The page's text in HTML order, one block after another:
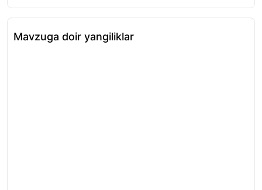
Mavzuga doir yangiliklar